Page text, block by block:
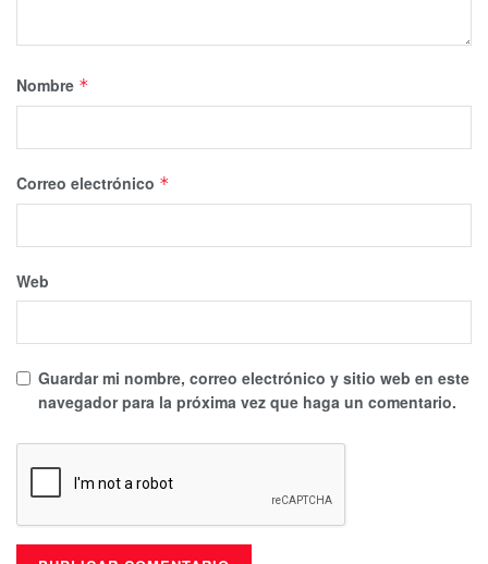
Nombre *
Correo electrónico *
Web
Guardar mi nombre, correo electrónico y sitio web en este
navegador para la próxima vez que haga un comentario.